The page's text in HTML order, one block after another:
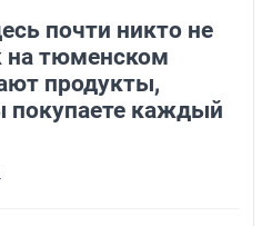
почти никто не
на тюменском
продукты,
покупаете каждый